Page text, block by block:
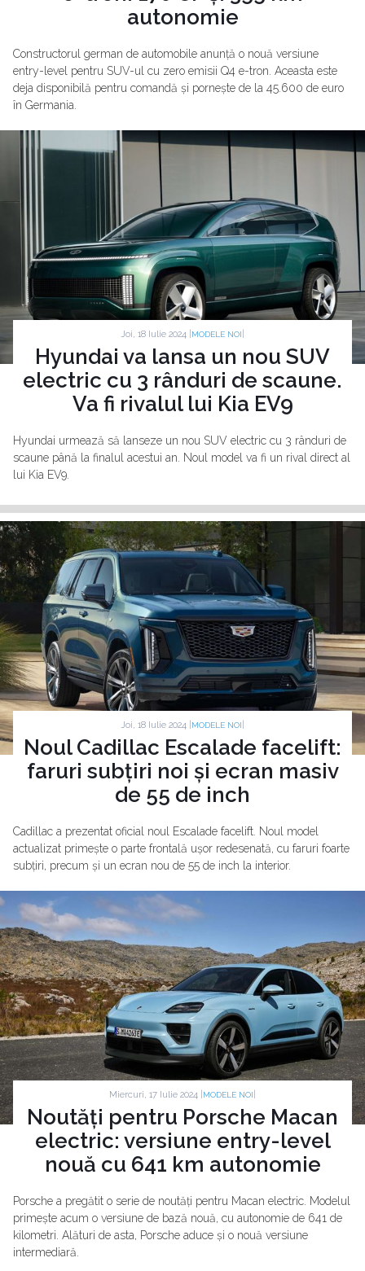
autonomie
Constructorul german de automobile anunță o nouă versiune
entry-level pentru SUV-ul cu zero emisii Q4 e-tron. Aceasta este
deja disponibilă pentru comandă și pornește de la 45.600 de euro
în Germania.
Joi, 18 Iulie 2024 | MODELE NOI
Hyundai va lansa un nou SUV
electric cu 3 rânduri de scaune.
Va fi rivalul lui Kia EV9
Hyundai urmează să lanseze un nou SUV electric cu 3 rânduri de
scaune până la finalul acestui an. Noul model va fi un rival direct al
lui Kia EV9.
Joi, 18 Iulie 2024 | MODELE NOI
Noul Cadillac Escalade facelift:
faruri subțiri noi și ecran masiv
de 55 de inch
Cadillac a prezentat oficial noul Escalade facelift. Noul model
actualizat primește o parte frontală ușor redesenată, cu faruri foarte
subțiri, precum și un ecran nou de 55 de inch la interior.
Miercuri, 17 Iulie 2024 | MODELE NOI
Noutăți pentru Porsche Macan
electric: versiune entry-level
nouă cu 641 km autonomie
Porsche a pregătit o serie de noutăți pentru Macan electric. Modelul
primește acum o versiune de bază nouă, cu autonomie de 641 de
kilometri. Alături de asta, Porsche aduce și o nouă versiune
intermediară.